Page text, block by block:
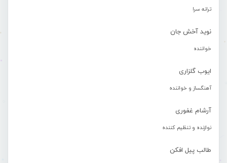
ترانه سرا
نوید آخش جان
خواننده
ایوب گلزاری
آهنگساز و خواننده
آرشام غفوری
نوازنده و تنظیم کننده
طالب پیل افکن